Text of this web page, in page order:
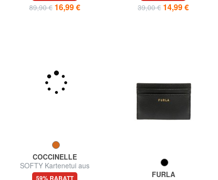
89,90 € 16,99 € 39,00 € 14,99 €
COCCINELLE
FURLA